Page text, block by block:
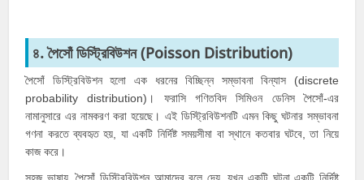
৪. পৈসোঁ ডিস্ট্রিবিউশন (Poisson Distribution)
পৈসোঁ ডিস্ট্রিবিউশন হলো এক ধরনের বিচ্ছিন্ন সম্ভাবনা বিন্যাস (discrete
probability distribution)। ফরাসি গণিতবিদ সিমিওন ডেনিস পৈসোঁ-এর
নামানুসারে এর নামকরণ করা হয়েছে। এই ডিস্ট্রিবিউশনটি এমন কিছু ঘটনার সম্ভাবনা
গণনা করতে ব্যবহৃত হয়, যা একটি নির্দিষ্ট সময়সীমা বা স্থানে কতবার ঘটবে, তা নিয়ে
কাজ করে।